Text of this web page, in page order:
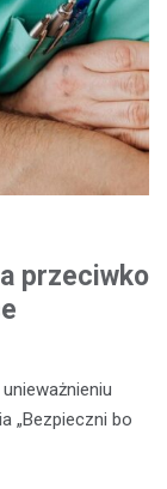
przeciwko
„Bezpieczni bo